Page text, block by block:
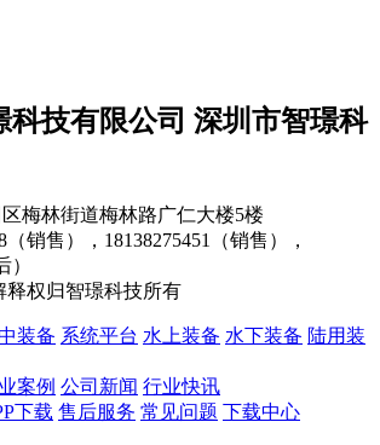
深圳市智璟科
梅林街道梅林路广仁大楼5楼
（销售），18138275451（销售），
）
释权归智璟科技所有
装备 系统平台 水上装备 水下装备 陆用装
案例 公司新闻 行业快讯
下载 售后服务 常见问题 下载中心